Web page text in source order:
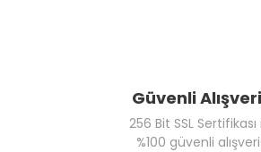
Güvenli
256 Bit SSL Sertifikası
%100 güvenli